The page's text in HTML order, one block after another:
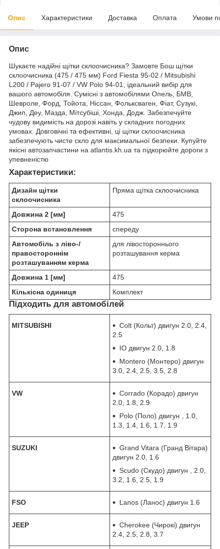
Опис Характеристики Доставка Оплата Умови
Опис
Шукаєте надійні щітки склоочисника? Замовте Бош щітки
склоочисника (475 / 475 мм) Ford Fiesta 95-02 / Mitsubishi
L200 / Pajero 91-07 / VW Polo 94-01, ідеальний вибір для
вашого автомобіля. Сумісні з автомобілями Опель, БМВ,
Шевроле, Форд, Тойота, Ніссан, Фольксваген, Фіат, Сузукі,
Джип, Деу, Мазда, Мітсубіші, Хонда, Додж. Забезпечуйте
чудову видимість на дорозі навіть у складних погодних
умовах. Довговічні та ефективні, ці щітки склоочисника
забезпечують чисте скло для максимальної безпеки. Купуйте
якісні автозапчастини на atlantis.kh.ua та підкорюйте дороги з
упевненістю
Характеристики:
Дизайн щітки
склоочисника
Пряма щітка склоочисника
Довжина 2 [мм]
475
Сторона встановлення
спереду
Автомобіль з ліво-/
правостороннім
розташуванням керма
для лівостороннього
розташування керма
Довжина 1 [мм]
475
Кількісна одиниця
Комплект
Підходить для автомобілей
MITSUBISHI
Colt (Кольт) двигун 2.0, 2.4,
2.5
IO двигун 2.0, 1.8
Montero (Монтеро) двигун
3.0, 2.4, 2.5, 3.5, 2.8
VW
Corrado (Корадо) двигун
2.0, 1.8, 2.9
Polo (Поло) двигун , 1.0,
1.3, 1.4, 1.6, 1.7, 1.9
SUZUKI
Grand Vitara (Гранд Вітара)
двигун 2.0, 1.6
Scudo (Скудо) двигун , 2.0,
3.2, 1.6, 2.5, 1.9
FSO Lanos (Ланос) двигун 1.6
JEEP
Cherokee (Чирокі) двигун
2.4, 2.5, 2.8, 3.7